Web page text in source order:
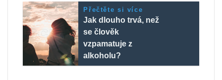
Přečtěte si více
Jak dlouho trvá, než
se člověk
vzpamatuje z
alkoholu?